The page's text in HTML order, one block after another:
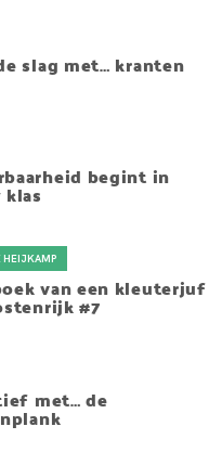
slag met… kranten
begint in
HEIJKAMP
van een kleuterjuf
#7
met… de